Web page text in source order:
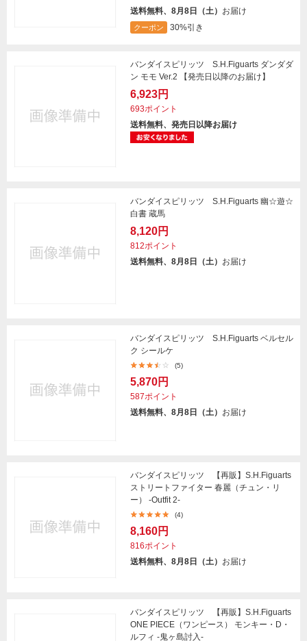
送料無料、8月8日（土） お届け
クーポン 30%引き
バンダイスピリッツ S.H.Figuarts ダンダダ
ン モモ Ver.2 【発売日以降のお届け】
6,923円
693ポイント
送料無料、発売日以降お届け
バンダイスピリッツ S.H.Figuarts 幽☆遊☆
白書 蔵馬
8,120円
812ポイント
送料無料、8月8日（土） お届け
バンダイスピリッツ S.H.Figuarts ベルセル
ク シールケ
(5)
5,870円
587ポイント
送料無料、8月8日（土） お届け
バンダイスピリッツ 【再販】S.H.Figuarts
ストリートファイター 春麗（チュン・リ
ー） -Outfit 2-
(4)
8,160円
816ポイント
送料無料、8月8日（土） お届け
バンダイスピリッツ 【再販】S.H.Figuarts
ONE PIECE（ワンピース） モンキー・D・
ルフィ -鬼ヶ島討入-